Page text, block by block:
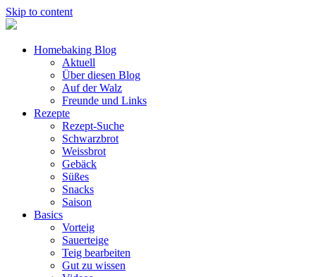
Skip to content
Homebaking Blog
Aktuell
Über diesen Blog
Auf der Walz
Freunde und Links
Rezepte
Rezept-Suche
Schwarzbrot
Weissbrot
Gebäck
Süßes
Snacks
Saison
Basics
Vorteig
Sauerteige
Teig bearbeiten
Gut zu wissen